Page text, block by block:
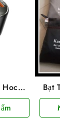
Hoco
3.0
2
Bạt